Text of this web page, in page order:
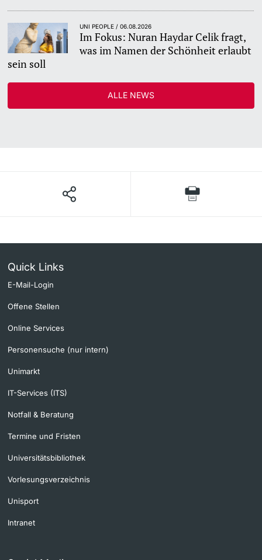
UNI PEOPLE / 06.08.2026
Im Fokus: Nuran Haydar Celik fragt,
was im Namen der Schönheit erlaubt
sein soll
ALLE NEWS
Quick Links
E-Mail-Login
Offene Stellen
Online Services
Personensuche (nur intern)
Unimarkt
IT-Services (ITS)
Notfall & Beratung
Termine und Fristen
Universitätsbibliothek
Vorlesungsverzeichnis
Unisport
Intranet